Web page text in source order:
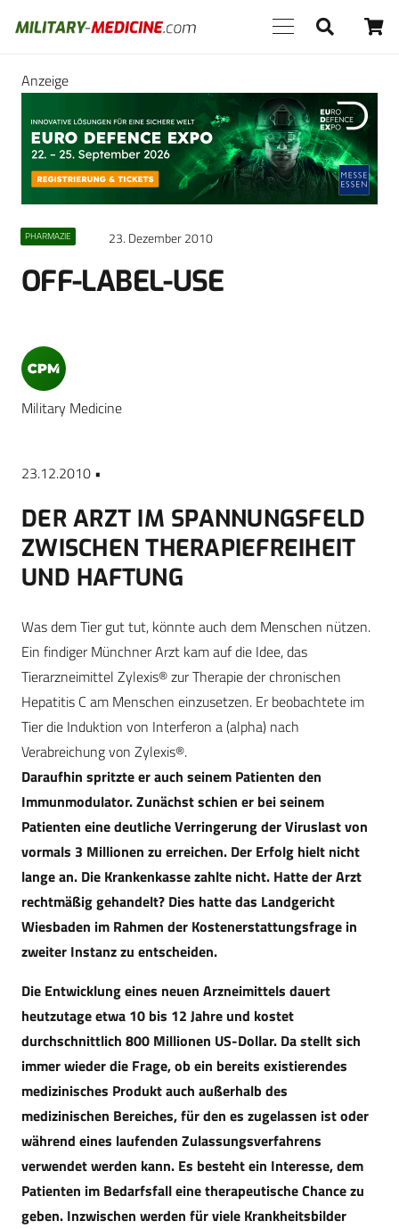
Anzeige
PHARMAZIE 23. Dezember 2010
OFF-LABEL-USE
Military Medicine
23.12.2010 •
DER ARZT IM SPANNUNGSFELD
ZWISCHEN THERAPIEFREIHEIT
UND HAFTUNG
Was dem Tier gut tut, könnte auch dem Menschen nützen.
Ein findiger Münchner Arzt kam auf die Idee, das
Tierarzneimittel Zylexis® zur Therapie der chronischen
Hepatitis C am Menschen einzusetzen. Er beobachtete im
Tier die Induktion von Interferon a (alpha) nach
Verabreichung von Zylexis®.
Daraufhin spritzte er auch seinem Patienten den
Immunmodulator. Zunächst schien er bei seinem
Patienten eine deutliche Verringerung der Viruslast von
vormals 3 Millionen zu erreichen. Der Erfolg hielt nicht
lange an. Die Krankenkasse zahlte nicht. Hatte der Arzt
rechtmäßig gehandelt? Dies hatte das Landgericht
Wiesbaden im Rahmen der Kostenerstattungsfrage in
zweiter Instanz zu entscheiden.
Die Entwicklung eines neuen Arzneimittels dauert
heutzutage etwa 10 bis 12 Jahre und kostet
durchschnittlich 800 Millionen US-Dollar. Da stellt sich
immer wieder die Frage, ob ein bereits existierendes
medizinisches Produkt auch außerhalb des
medizinischen Bereiches, für den es zugelassen ist oder
während eines laufenden Zulassungsverfahrens
verwendet werden kann. Es besteht ein Interesse, dem
Patienten im Bedarfsfall eine therapeutische Chance zu
geben. Inzwischen werden für viele Krankheitsbilder